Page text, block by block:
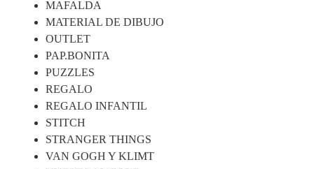
MAFALDA
MATERIAL DE DIBUJO
OUTLET
PAP.BONITA
PUZZLES
REGALO
REGALO INFANTIL
STITCH
STRANGER THINGS
VAN GOGH Y KLIMT